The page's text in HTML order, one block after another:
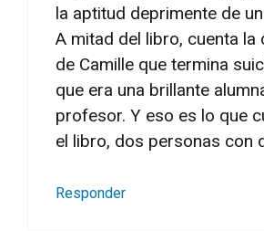
la aptitud deprimente de
A mitad del libro, cuenta la
de Camille que termina
que era una brillante
profesor. Y eso es lo que
el libro, dos personas con
Responder